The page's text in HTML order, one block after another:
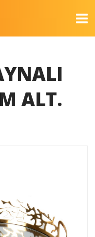
ALT.